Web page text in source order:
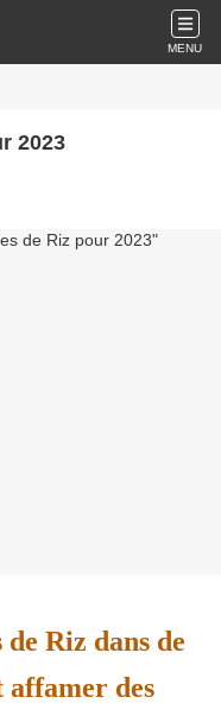
MENU
2023
Riz dans de
affamer des